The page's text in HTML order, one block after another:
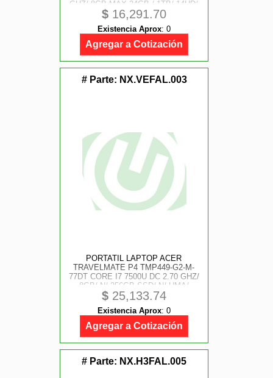
GHZ/ 8GB MAX 24GB / 1TB/ 14HD/
WIN10PRO/ NEGRO
$ 16,291.70
Existencia Aprox: 0
Agregar a Cotización
# Parte: NX.VEFAL.003
PORTATIL LAPTOP ACER
TRAVELMATE P4 TMP449-G2-M-
77DT CORE I7 7500U DC 2.70 GHZ/
8GB/ N/ 256GB SSD/ N/ UMA/
14HD/ WIN10PRO/ NEGRO
$ 25,133.74
Existencia Aprox: 0
Agregar a Cotización
# Parte: NX.H3FAL.005